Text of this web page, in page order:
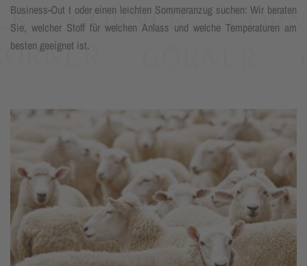
Business-Out t oder einen leichten Sommeranzug suchen: Wir beraten
Sie, welcher Stoff für welchen Anlass und welche Temperaturen am
besten geeignet ist.